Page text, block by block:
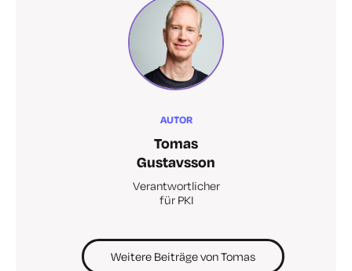
AUTOR
Tomas
Gustavsson
Verantwortlicher
für PKI
Weitere Beiträge von Tomas